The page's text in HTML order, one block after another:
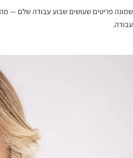
שמונה פריטים שעושים שבוע עבודה שלם —
עבודה.